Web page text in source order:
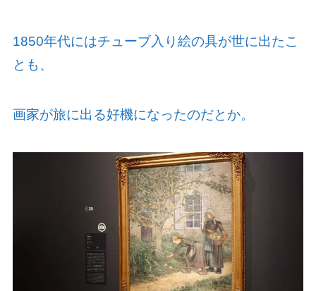
1850年代にはチューブ入り絵の具が世に出たこ
とも、
画家が旅に出る好機になったのだとか。